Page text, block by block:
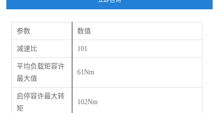
参数 数值
减速比 101
平均负载矩容许
最大值
61Nm
启停容许最大转
矩
102Nm